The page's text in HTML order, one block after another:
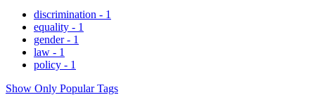
discrimination - 1
equality - 1
gender - 1
law - 1
policy - 1
Show Only Popular Tags